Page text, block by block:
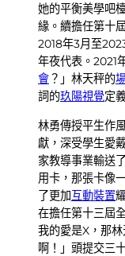
她的平衡美學吧
緣。續擔任第十
2018年3月至
年夜代表。2021
會？」林天秤的
詞的玖陽視覺定
林勇傳授平生作
獻，深受學生愛
家教導事業輸送
用卡，那張卡像
了更加互動裝置
在擔任第十三屆
我的愛是X，那
啊！」頭提交三